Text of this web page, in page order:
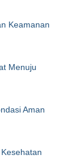
Keamanan
Menuju
Aman